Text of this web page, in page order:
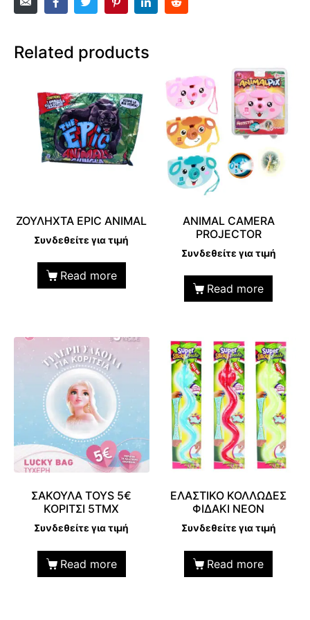
Related products
ΖΟΥΛΗΧΤΑ EPIC ANIMAL
Συνδεθείτε για τιμή
Read more
ANIMAL CAMERA
PROJECTOR
Συνδεθείτε για τιμή
Read more
ΣΑΚΟΥΛΑ ΤΟΥS 5€
ΚΟΡΙΤΣΙ 5ΤΜΧ
Συνδεθείτε για τιμή
Read more
ΕΛΑΣΤΙΚΟ ΚΟΛΛΩΔΕΣ
ΦΙΔΑΚΙ ΝΕΟΝ
Συνδεθείτε για τιμή
Read more